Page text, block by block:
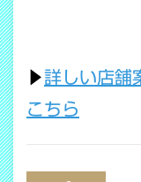
▶詳しい店舗
こちら